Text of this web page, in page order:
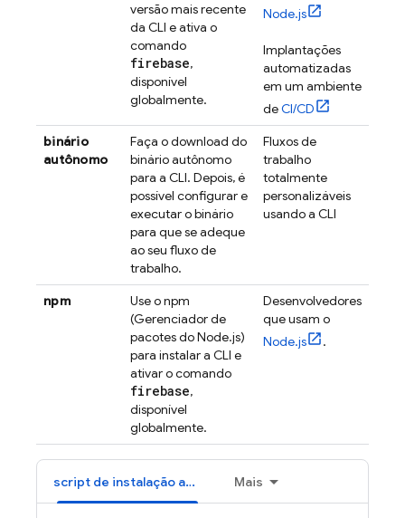
versão mais recente
da CLI e ativa o
comando
firebase,
disponível
globalmente.
Node.js
Implantações
automatizadas
em um ambiente
deCI/CD
binário
autônomo
Faça o download do
binário autônomo
para a CLI. Depois, é
possível configurar e
executar o binário
para que se adeque
ao seu fluxo de
trabalho.
Fluxos de
trabalho
totalmente
personalizáveis
usando a CLI
npm
Use o npm
(Gerenciador de
pacotes do Node.js)
para instalar a CLI e
ativar o comando
firebase,
disponível
globalmente.
Desenvolvedores
que usam o
Node.js
.
script de instalação automática Mais